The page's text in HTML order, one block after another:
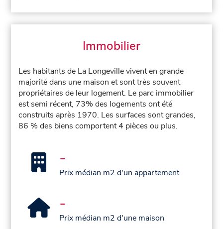
Immobilier
Les habitants de La Longeville vivent en grande
majorité dans une maison et sont très souvent
propriétaires de leur logement. Le parc immobilier
est semi récent, 73% des logements ont été
construits après 1970. Les surfaces sont grandes,
86 % des biens comportent 4 pièces ou plus.
-
Prix médian m2 d'un appartement
-
Prix médian m2 d'une maison